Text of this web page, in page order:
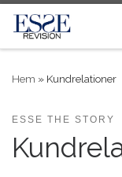
Skip to content
Hem » Kundrelationer
ESSE THE STORY